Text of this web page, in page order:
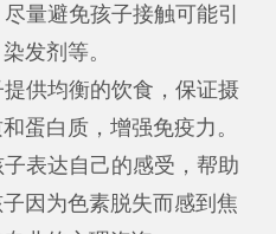
量避免孩子接触可能引
发剂等。
供均衡的饮食，保证摄
蛋白质，增强免疫力。
表达自己的感受，帮助
因为色素脱失而感到焦